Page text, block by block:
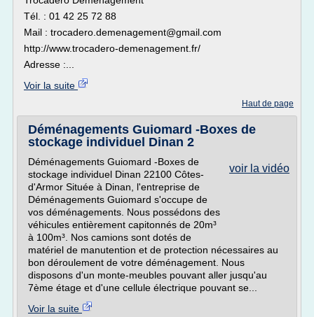
Tél. : 01 42 25 72 88
Mail : trocadero.demenagement@gmail.com
http://www.trocadero-demenagement.fr/
Adresse :...
Voir la suite
Haut de page
Déménagements Guiomard -Boxes de
stockage individuel Dinan 2
voir la vidéo
Déménagements Guiomard -Boxes de
stockage individuel Dinan 22100 Côtes-
d'Armor Située à Dinan, l'entreprise de
Déménagements Guiomard s'occupe de
vos déménagements. Nous possédons des
véhicules entièrement capitonnés de 20m³
à 100m³. Nos camions sont dotés de
matériel de manutention et de protection nécessaires au
bon déroulement de votre déménagement. Nous
disposons d'un monte-meubles pouvant aller jusqu'au
7ème étage et d'une cellule électrique pouvant se...
Voir la suite